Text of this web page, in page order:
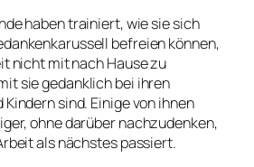
haben trainiert, wie sie sich
befreien können,
nicht mit nach Hause zu
sie gedanklich bei ihren
sind. Einige von ihnen
ohne darüber nachzudenken,
als nächstes passiert.